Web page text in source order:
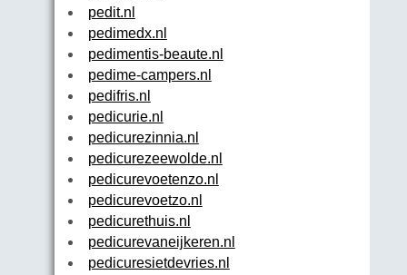
pedit.nl
pedimedx.nl
pedimentis-beaute.nl
pedime-campers.nl
pedifris.nl
pedicurie.nl
pedicurezinnia.nl
pedicurezeewolde.nl
pedicurevoetenzo.nl
pedicurevoetzo.nl
pedicurethuis.nl
pedicurevaneijkeren.nl
pedicuresietdevries.nl